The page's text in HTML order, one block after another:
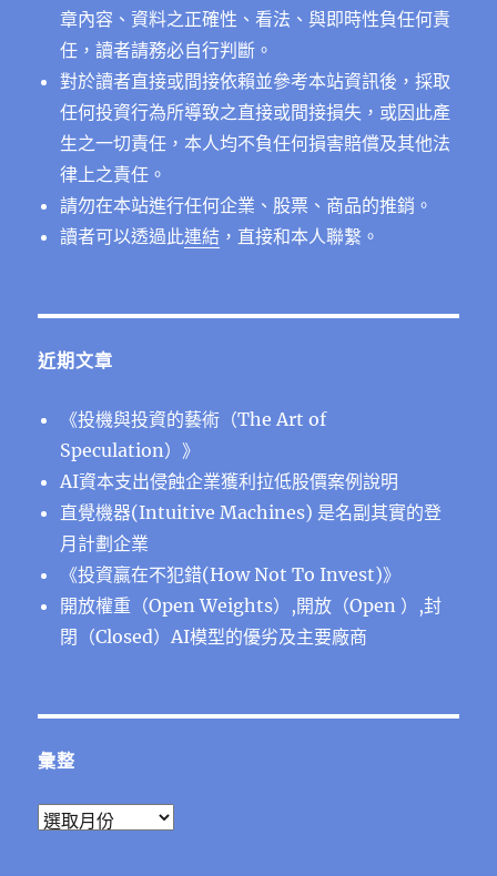
章內容、資料之正確性、看法、與即時性負任何責
任，讀者請務必自行判斷。
對於讀者直接或間接依賴並參考本站資訊後，採取
任何投資行為所導致之直接或間接損失，或因此產
生之一切責任，本人均不負任何損害賠償及其他法
律上之責任。
請勿在本站進行任何企業、股票、商品的推銷。
讀者可以透過此連結 ，直接和本人聯繫。
近期文章
《投機與投資的藝術（The Art of
Speculation）》
AI資本支出侵蝕企業獲利拉低股價案例說明
直覺機器(Intuitive Machines) 是名副其實的登
月計劃企業
《投資贏在不犯錯(How Not To Invest)》
開放權重（Open Weights）,開放（Open ）,封
閉（Closed）AI模型的優劣及主要廠商
彙整
彙